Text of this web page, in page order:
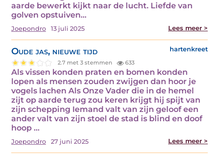
aarde bewerkt kijkt naar de lucht. Liefde van
golven opstuiven...
Joepondro 13 juli 2025 Lees meer >
Oude jas, nieuwe tijd hartenkreet
2.7 met 3 stemmen 633
Als vissen konden praten en bomen konden
lopen als mensen zouden zwijgen dan hoor je
vogels lachen Als Onze Vader die in de hemel
zijt op aarde terug zou keren krijgt hij spijt van
zijn schepping Iemand valt van zijn geloof een
ander valt van zijn stoel de stad is blind en doof
hoop ...
Joepondro 27 juni 2025 Lees meer >